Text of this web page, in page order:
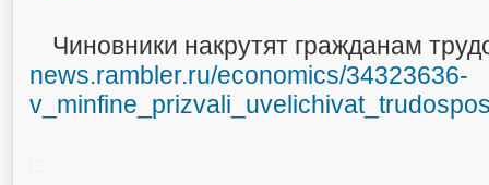
Чиновники накрутят гражданам
news.rambler.ru/economics/34323636-